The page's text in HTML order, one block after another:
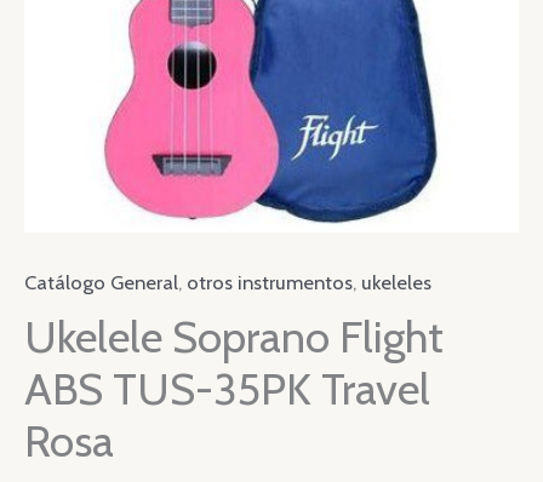
Catálogo General, otros instrumentos, ukeleles
Ukelele Soprano Flight
ABS TUS-35PK Travel
Rosa